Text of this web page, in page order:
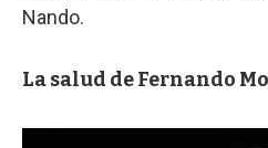
Nando.
La salud de Fernando